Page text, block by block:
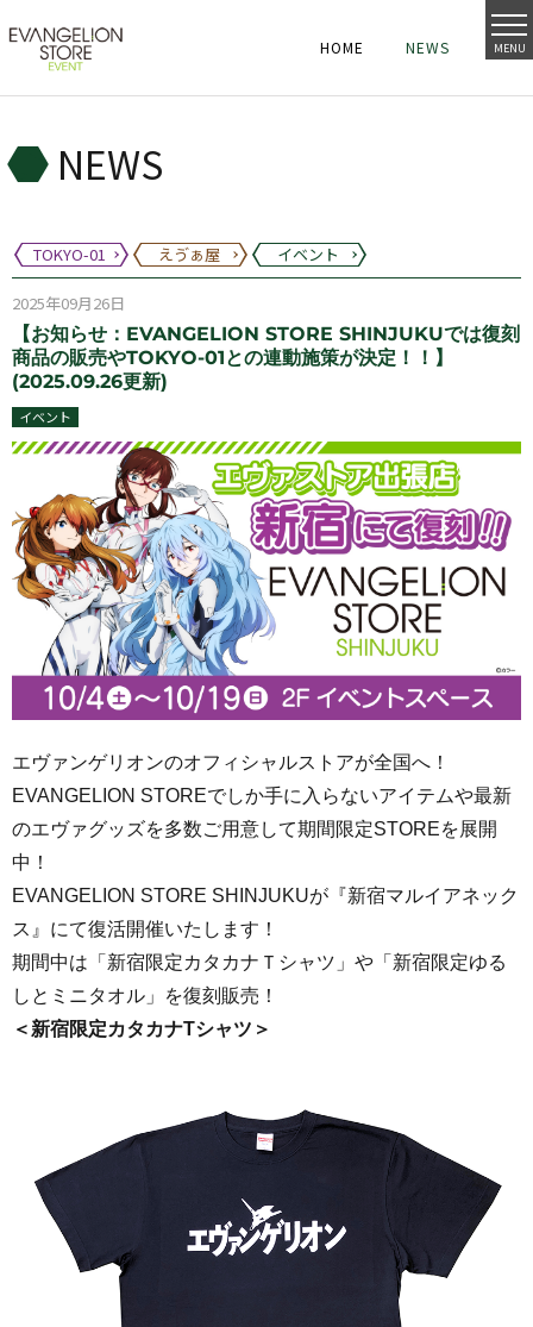
MENU
HOME
HOME NEWS
NEWS
NEWS
TOKYO-01 えゔぁ屋 イベント
2025年09月26日
【お知らせ：EVANGELION STORE SHINJUKUでは復刻
商品の販売やTOKYO-01との連動施策が決定！！】
(2025.09.26更新)
イベント
エヴァンゲリオンのオフィシャルストアが全国へ！
EVANGELION STOREでしか手に入らないアイテムや最新
のエヴァグッズを多数ご用意して期間限定STOREを展開
中！
EVANGELION STORE SHINJUKUが『新宿マルイアネック
ス』にて復活開催いたします！
期間中は「新宿限定カタカナＴシャツ」や「新宿限定ゆる
しとミニタオル」を復刻販売！
＜新宿限定カタカナTシャツ＞